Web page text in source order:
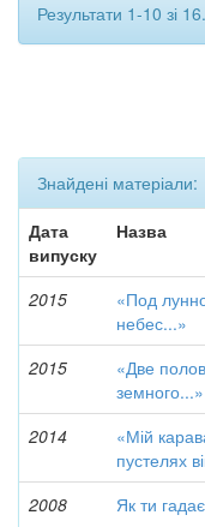
Результати 1-10 зі 16.
Знайдені матеріали:
Дата
випуску
Назва
2015
«Под
небес...»
2015
«Две
земного...»
2014
«Мій
пустелях
2008
Як ти